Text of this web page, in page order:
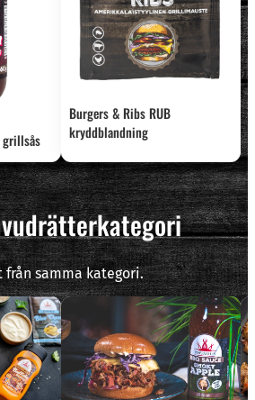
grillsås
Burgers & Ribs RUB
kryddblandning
samma kategori.